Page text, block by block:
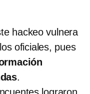
hackeo vulnera
oficiales, pues
.